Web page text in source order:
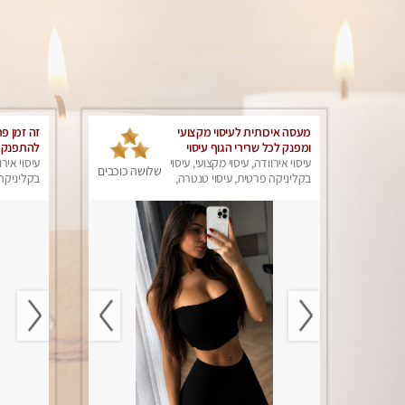
מעסה איכותית לעיסוי מקצועי
ומפנק לכל שרירי הגוף עיסוי
רפואי, מרגיע, קלאסי
עיסוי אירוודה, עיסוי מקצועי, עיסוי
בקליניקה פרטית, עיסוי טנטרה,
שלושה כוכבים
זה זמן
להתפנק
עיסוי